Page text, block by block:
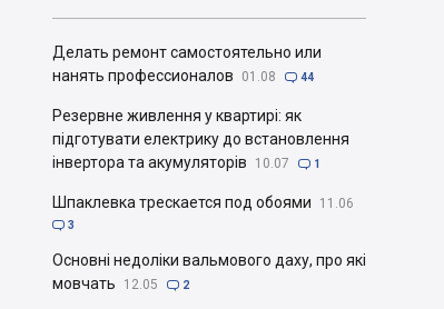
Делать ремонт самостоятельно или
нанять профессионалов
01.08  44
Резервне живлення у квартирі: як
підготувати електрику до встановлення
інвертора та акумуляторів
10.07  1
Шпаклевка трескается под обоями 11.06
 3
Основні недоліки вальмового даху, про які
мовчать
12.05  2